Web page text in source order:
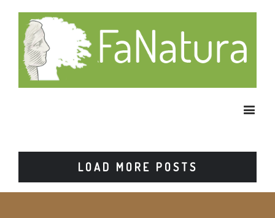
LOAD MORE POSTS